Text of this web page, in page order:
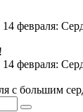
с большим